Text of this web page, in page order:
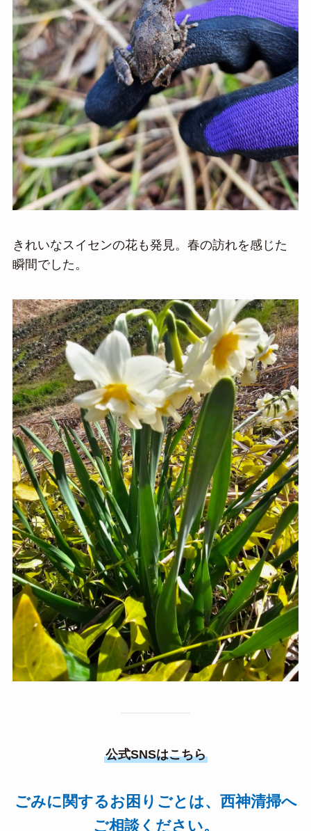
きれいなスイセンの花も発見。春の訪れを感じた
瞬間でした。
公式SNSはこちら
ごみに関するお困りごとは、西神清掃へ
ご相談ください。